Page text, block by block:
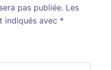
pas publiée. Les
indiqués avec *